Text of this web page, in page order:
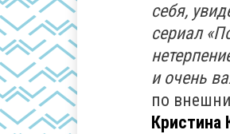
себя,
сериал
и очень
по
Кристина